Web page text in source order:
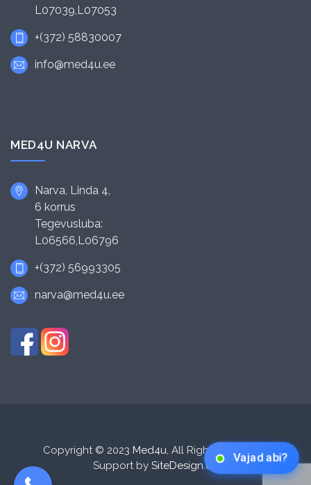
L07039,L07053
+(372) 58830007
info@med4u.ee
MED4U NARVA
Narva, Linda 4,
6 korrus
Tegevusluba:
L06566,L06796
+(372) 56993305
narva@med4u.ee
Copyright © 2023 Med4u, All Rights Reserved.
Support by SiteDesign.ee
Vajad abi?